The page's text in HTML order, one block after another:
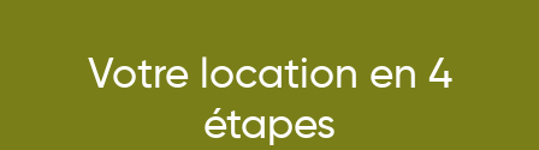
Votre location en 4
étapes